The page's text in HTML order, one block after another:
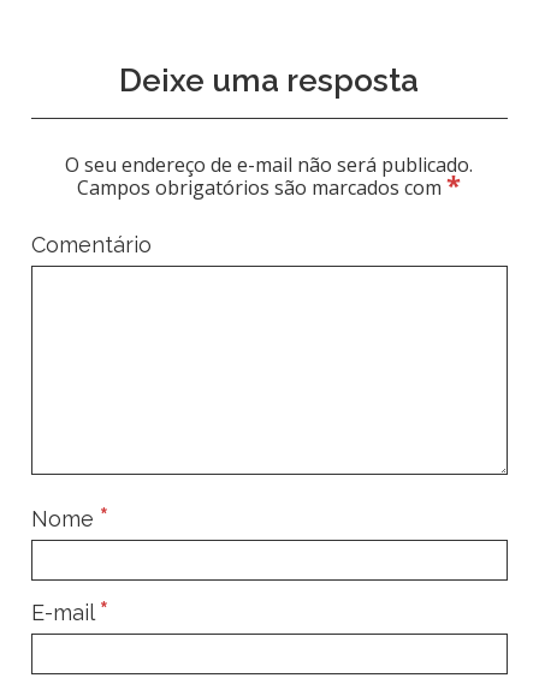
Deixe uma resposta
O seu endereço de e-mail não será publicado.
Campos obrigatórios são marcados com*
Comentário
Nome *
E-mail *